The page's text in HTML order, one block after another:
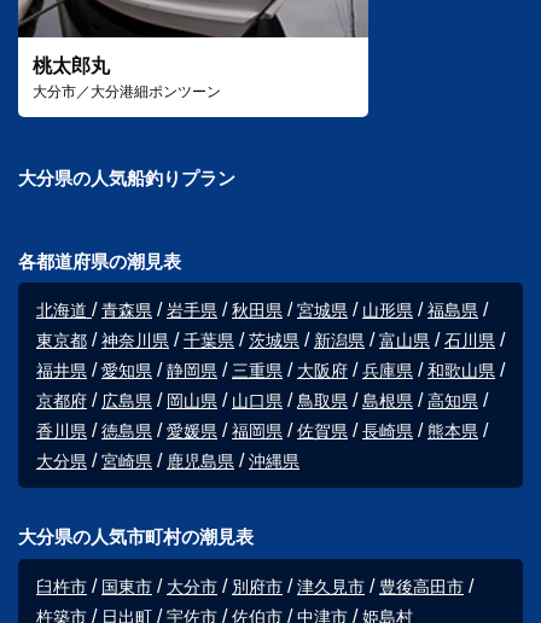
桃太郎丸
大分市／大分港細ポンツーン
大分県の人気船釣りプラン
各都道府県の潮見表
北海道 青森県 岩手県 秋田県 宮城県 山形県
福島県
東京都
神奈川県 千葉県 茨城県 新潟県 富山県
石川県
福井県
愛知県 静岡県 三重県 大阪府 兵庫県
和歌山県
京都府
広島県 岡山県 山口県 鳥取県 島根県
高知県
香川県
徳島県 愛媛県 福岡県 佐賀県 長崎県
熊本県
大分県
宮崎県 鹿児島県 沖縄県
大分県の人気市町村の潮見表
臼杵市 国東市 大分市 別府市 津久見市
豊後高田市
杵築市
日出町 宇佐市 佐伯市 中津市 姫島村